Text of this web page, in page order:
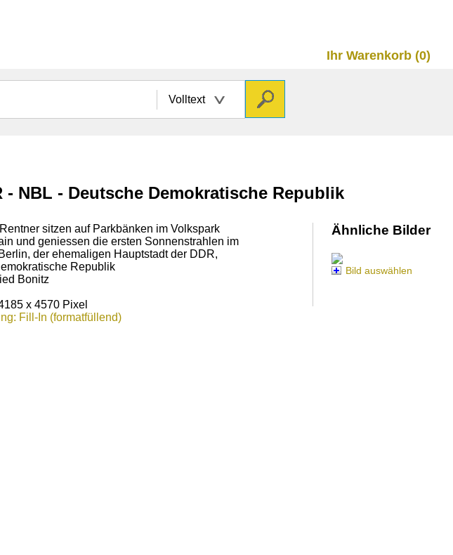
Ihr Warenkorb (0)
Volltext
NBL - Deutsche Demokratische Republik
sitzen auf Parkbänken im Volkspark
und geniessen die ersten Sonnenstrahlen im
der ehemaligen Hauptstadt der DDR,
Republik
Bonitz
x 4570 Pixel
Fill-In (formatfüllend)
Ähnliche Bilder
Bild auswählen